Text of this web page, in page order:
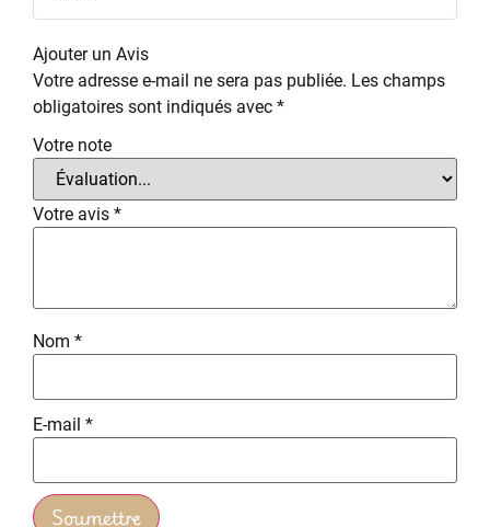
Ajouter un Avis
Votre adresse e-mail ne sera pas publiée. Les champs
obligatoires sont indiqués avec *
Votre note
Votre avis *
Nom *
E-mail *